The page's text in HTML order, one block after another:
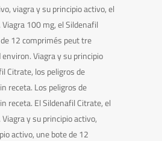
viagra y su principio activo, el
100 mg, el Sildenafil
12 comprimés peut tre
Viagra y su principio
Citrate, los peligros de
receta. Los peligros de
receta. El Sildenafil Citrate, el
y su principio activo,
activo, une bote de 12